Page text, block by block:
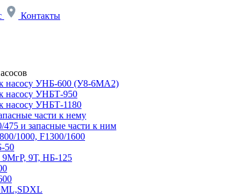
Контакты
к насосу УНБ-600 (У8-6МА2)
насосу УНБТ-950
насосу УНБТ-1180
части к нему
и запасные части к ним
1000, F1300/1600
50
9Т, НБ-125